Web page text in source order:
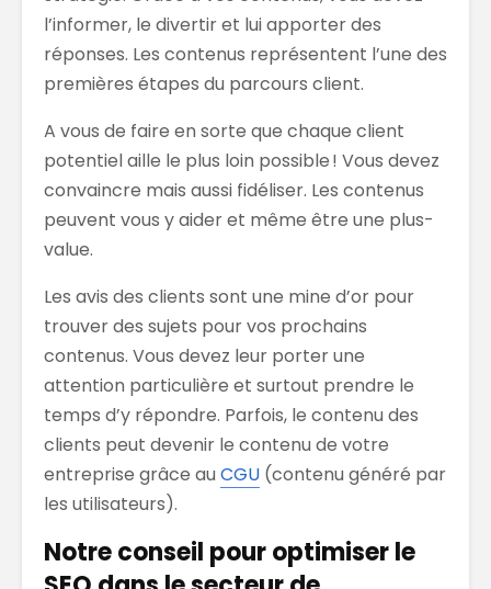
l’informer, le divertir et lui apporter des
réponses. Les contenus représentent l’une des
premières étapes du parcours client.
A vous de faire en sorte que chaque client
potentiel aille le plus loin possible ! Vous devez
convaincre mais aussi fidéliser. Les contenus
peuvent vous y aider et même être une plus-
value.
Les avis des clients sont une mine d’or pour
trouver des sujets pour vos prochains
contenus. Vous devez leur porter une
attention particulière et surtout prendre le
temps d’y répondre. Parfois, le contenu des
clients peut devenir le contenu de votre
entreprise grâce au CGU (contenu généré par
les utilisateurs).
Notre conseil pour optimiser le